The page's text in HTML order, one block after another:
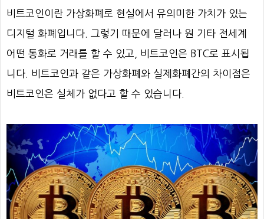
비트코인이란 가상화폐로 현실에서 유의미한 가치가 있는
디지털 화폐입니다. 그렇기 때문에 달러나 원 기타 전세계
어떤 통화로 거래를 할 수 있고, 비트코인은 BTC로 표시됩
니다. 비트코인과 같은 가상화폐와 실제화폐간의 차이점은
비트코인은 실체가 없다고 할 수 있습니다.